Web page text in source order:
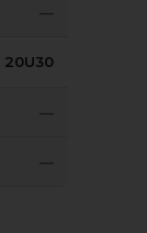
—
20U30
—
—